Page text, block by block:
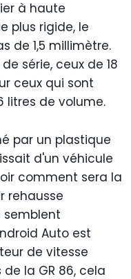
à haute
plus rigide, le
de 1,5 millimètre.
série, ceux de 18
ceux qui sont
litres de volume.
par un plastique
d'un véhicule
comment sera la
rehausse
semblent
Auto est
de vitesse
la GR 86, cela